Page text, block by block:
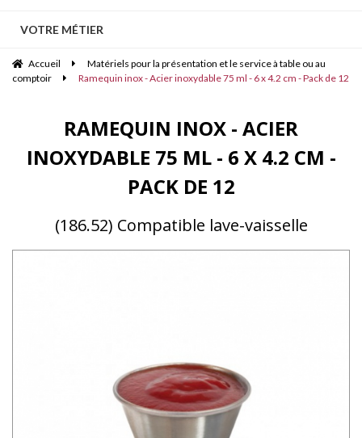
VOTRE MÉTIER
Accueil
Matériels pour la présentation et le service à table ou au
comptoir
Ramequin inox - Acier inoxydable 75 ml - 6 x 4.2 cm - Pack de 12
RAMEQUIN INOX - ACIER
INOXYDABLE 75 ML - 6 X 4.2 CM -
PACK DE 12
(186.52) Compatible lave-vaisselle